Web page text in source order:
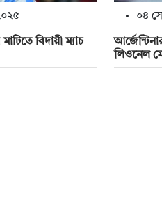
বিদায়ী ম্যাচ
০৪
লিওনেল